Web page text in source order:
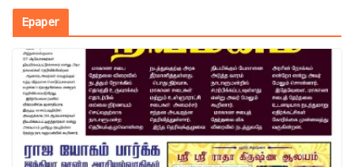
Epaper